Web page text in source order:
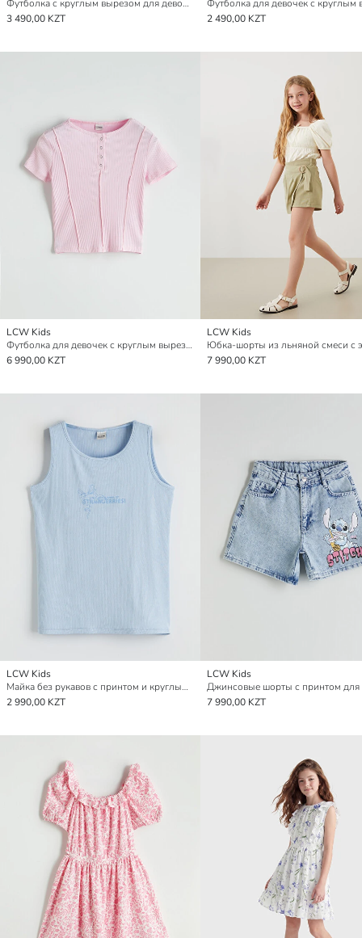
Футболка с круглым вырезом для девочек
3 490,00 KZT
2 490,00 KZT
LCW Kids
Футболка для девочек с круглым вырезом и принтом в виде сердца из 100% хлопка
6 990,00 KZT
LCW Kids
7 990,00 KZT
LCW Kids
Майка без рукавов с принтом и круглым вырезом для девочек
2 990,00 KZT
LCW Kids
7 990,00 KZT